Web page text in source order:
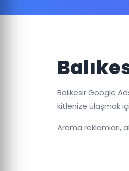
Balıkesir Google
kitlenize ulaşmak
Arama reklamları,